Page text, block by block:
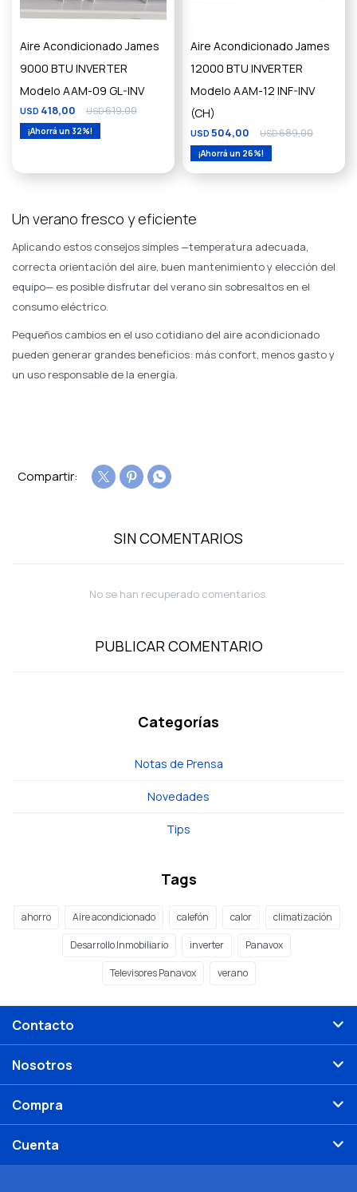
Aire Acondicionado James
9000 BTU INVERTER
Modelo AAM-09 GL-INV
USD 418,00 USD619,00
32
Aire Acondicionado James
12000 BTU INVERTER
Modelo AAM-12 INF-INV
(CH)
USD 504,00 USD689,00
26
Un verano fresco y eficiente
Aplicando estos consejos simples —temperatura adecuada,
correcta orientación del aire, buen mantenimiento y elección del
equipo— es posible disfrutar del verano sin sobresaltos en el
consumo eléctrico.
Pequeños cambios en el uso cotidiano del aire acondicionado
pueden generar grandes beneficios: más confort, menos gasto y
un uso responsable de la energía.
  
SIN COMENTARIOS
No se han recuperado comentarios.
PUBLICAR COMENTARIO
Categorías
Notas de Prensa
Novedades
Tips
Tags
ahorro Aire acondicionado calefón calor climatización
Desarrollo Inmobiliario inverter Panavox
Televisores Panavox verano
Contacto
Nosotros
Compra
Cuenta